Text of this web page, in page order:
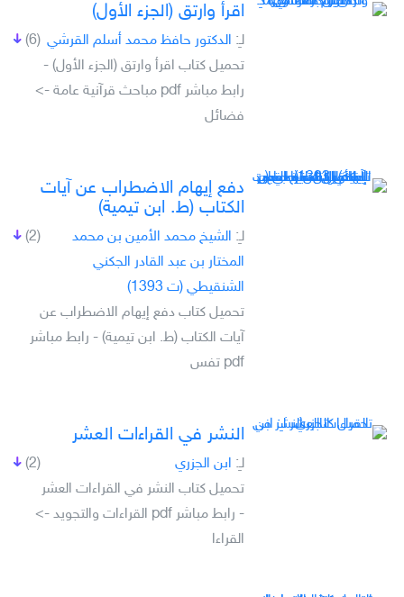
اقرأ وارتق (الجزء الأول)
(6) لـِ: الدكتور حافظ محمد أسلم القرشي
تحميل كتاب اقرأ وارتق (الجزء الأول) -
رابط مباشر pdf مباحث قرآنية عامة ->
فضائل
دفع إيهام الاضطراب عن آيات
الكتاب (ط. ابن تيمية)
(2) لـِ: الشيخ محمد الأمين بن محمد
المختار بن عبد القادر الجكني
الشنقيطي (ت 1393)
تحميل كتاب دفع إيهام الاضطراب عن
آيات الكتاب (ط. ابن تيمية) - رابط مباشر
pdf تفس
النشر في القراءات العشر
(2) لـِ: ابن الجزري
تحميل كتاب النشر في القراءات العشر
- رابط مباشر pdf القراءات والتجويد ->
القراءا